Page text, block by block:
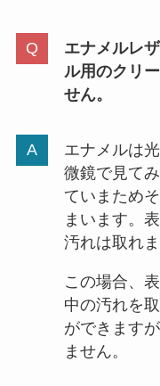
エナメルレ
ル用のクリ
せん。
エナメルは
微鏡で見て
ていまため
まいます。
汚れは取れま
この場合、
中の汚れを
ができます
ません。